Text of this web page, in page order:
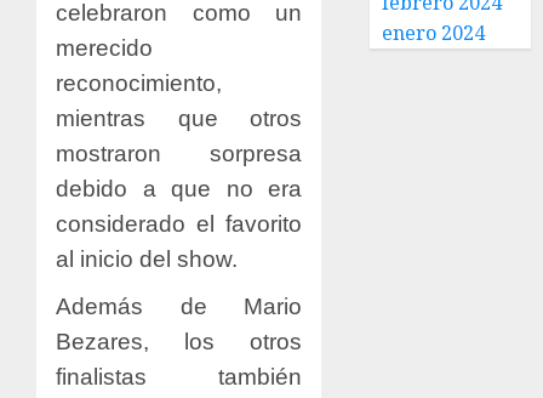
celebraron como un
merecido
reconocimiento,
mientras que otros
mostraron sorpresa
debido a que no era
considerado el favorito
al inicio del show.
Además de Mario
Bezares, los otros
finalistas también
enero 2024